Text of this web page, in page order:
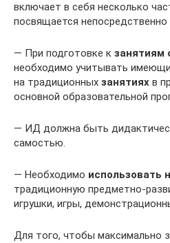
включает в себя несколько
посвящается
— При подготовке к занятиям
необходимо учитывать
на традиционных занятиях в
основной образовательной
— ИД должна быть
самостью.
— Необходимо использовать
традиционную предметно-
игрушки, игры,
Для того, чтобы максимально